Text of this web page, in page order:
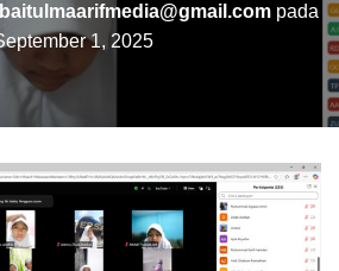
A
baitulmaarifmedia@gmail.com pada
1, 2025